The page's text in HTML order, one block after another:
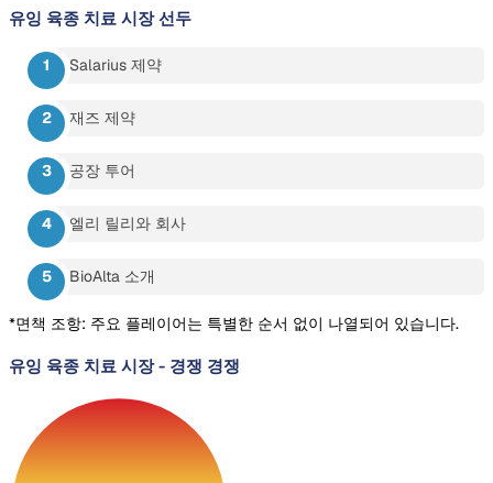
유잉 육종 치료 시장 선두
Salarius 제약
재즈 제약
공장 투어
엘리 릴리와 회사
BioAlta 소개
*면책 조항: 주요 플레이어는 특별한 순서 없이 나열되어 있습니다.
유잉 육종 치료 시장- 경쟁 경쟁